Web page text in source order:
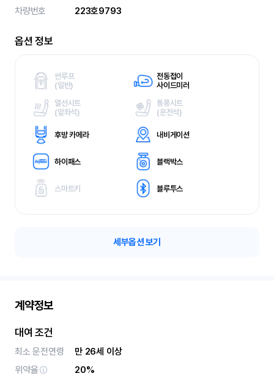
차량번호
223호9793
옵션 정보
썬루프
(일반)
전동접이
사이드미러
열선시트
(앞좌석)
통풍시트
(운전석)
후방 카메라 내비게이션
하이패스 블랙박스
스마트키 블루투스
세부옵션 보기
계약정보
대여 조건
최소 운전연령
만 26세 이상
위약율
20%